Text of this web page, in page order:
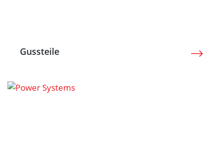
Gussteile